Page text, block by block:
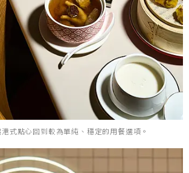
式點心回到較為單純、穩定的用餐選項。